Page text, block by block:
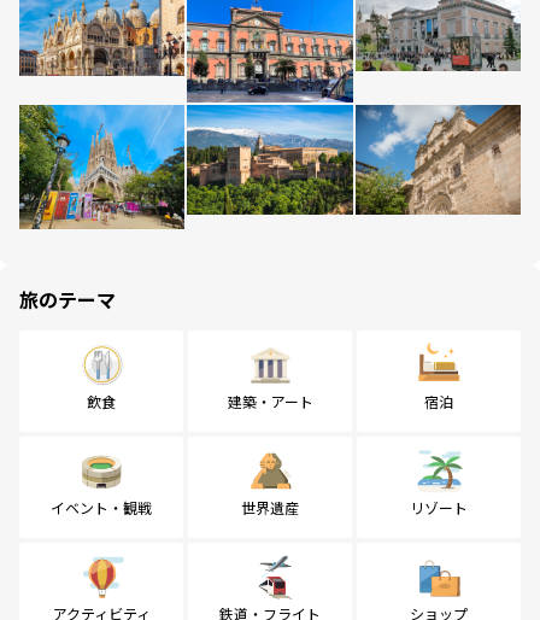
旅のテーマ
飲食 建築・アート 宿泊
イベント・観戦 世界遺産 リゾート
アクティビティ 鉄道・フライト ショップ